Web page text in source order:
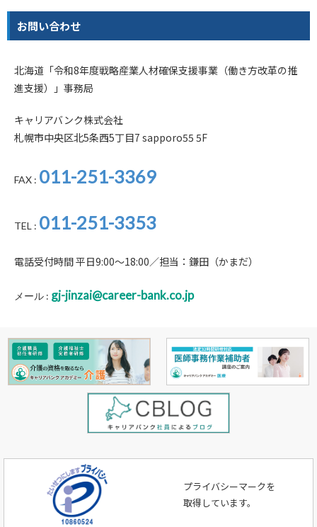
お問い合わせ
北海道「令和8年度戦略産業人材確保支援事業（働き方改革の推
進支援）」事務局
キャリアバンク株式会社
札幌市中央区北5条西5丁目7 sapporo55 5F
FAX : 011-251-3369
TEL : 011-251-3353
電話受付時間 平日9:00～18:00／担当：鎌田（かまだ）
メール : gj-jinzai@career-bank.co.jp
プライバシーマークを
取得しています。